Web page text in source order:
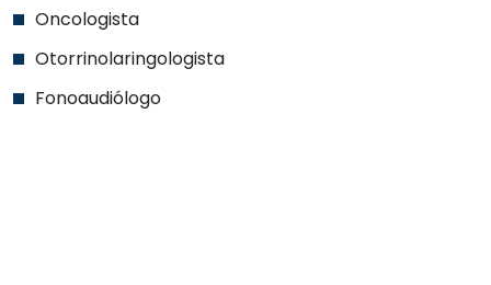
Oncologista
Otorrinolaringologista
Fonoaudiólogo